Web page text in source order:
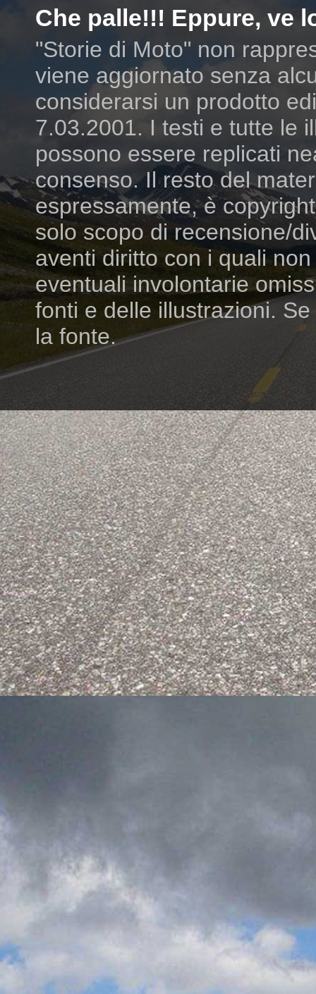
Che palle!!! Eppure, ve
"Storie di Moto" non
viene aggiornato senza
considerarsi un prodotto
7.03.2001. I testi e tutte le
possono essere replicati
consenso. Il resto del
espressamente, è
solo scopo di recensione/
aventi diritto con i quali
eventuali involontarie
fonti e delle illustrazioni.
la fonte.